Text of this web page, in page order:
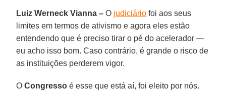
Luiz Werneck Vianna – O judiciário foi aos seus
limites em termos de ativismo e agora eles estão
entendendo que é preciso tirar o pé do acelerador —
eu acho isso bom. Caso contrário, é grande o risco de
as instituições perderem vigor.
OCongresso é esse que está aí, foi eleito por nós.